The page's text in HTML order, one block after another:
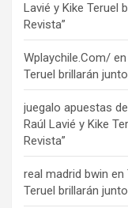
Lavié y Kike Teruel
Revista”
Wplaychile.Com/ en
Teruel brillarán
juegalo apuestas
Raúl Lavié y Kike
Revista”
real madrid bwin en
Teruel brillarán